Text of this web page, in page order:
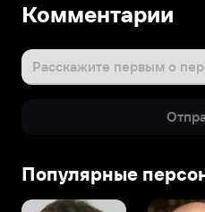
Комментарии
Расскажите первым о
Популярные